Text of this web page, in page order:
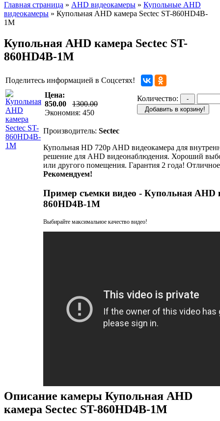
Главная страница » AHD видеокамеры » Купольные AHD
видеокамеры » Купольная AHD камера Sectec ST-860HD4B-
1M
Купольная AHD камера Sectec ST-
860HD4B-1M
Поделитесь информацией в Соцсетях!
Цена:
850.00
1300.00
Экономия: 450
Количество:
-
Добавить в корзину!
Производитель: Sectec
Купольная HD 720p AHD видеокамера для
решение для AHD видеонаблюдения. Хороший
или другого помещения. Гарантия 2 года! Отличное
Рекомендуем!
Пример съемки видео - Купольная AHD
860HD4B-1M
Выбирайте максимальное качество видео!
Описание камеры Купольная AHD
камера Sectec ST-860HD4B-1M